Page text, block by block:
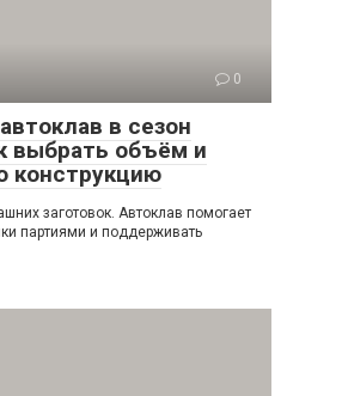
0
в сезон
выбрать объём и
конструкцию
заготовок. Автоклав помогает
партиями и поддерживать